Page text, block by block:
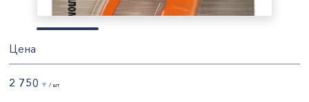
Цена
2 750 〒 / шт